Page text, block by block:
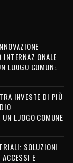
INTERNAZIONALE
LUOGO COMUNE
INVESTE DI PIÙ
LUOGO COMUNE
SOLUZIONI
ACCESSI E